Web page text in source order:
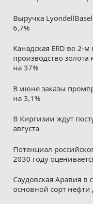
Выручка
6,7%
Канадская ERD во 2-м
производство
на 37%
В июне заказы
на 3,1%
В Киргизии ждут
августа
Потенциал
2030 году
Саудовская Аравия в
основной сорт нефти